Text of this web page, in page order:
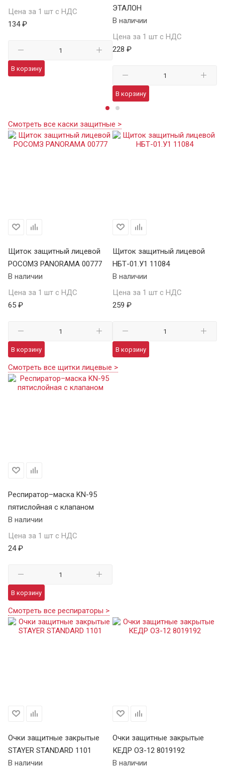
Цена за 1 шт с НДС
134 ₽
В корзину
ЭТАЛОН
В наличии
Цена за 1 шт с НДС
228 ₽
В корзину
Смотреть все каски защитные >
Щиток защитный лицевой
РОСОМЗ PANORAMA 00777
В наличии
Цена за 1 шт с НДС
65 ₽
В корзину
Щиток защитный лицевой
НБТ-01.У1 11084
В наличии
Цена за 1 шт с НДС
259 ₽
В корзину
Смотреть все щитки лицевые >
Респиратор–маска KN-95
пятислойная с клапаном
В наличии
Цена за 1 шт с НДС
24 ₽
В корзину
Смотреть все респираторы >
Очки защитные закрытые
STAYER STANDARD 1101
В наличии
Очки защитные закрытые
КЕДР ОЗ-12 8019192
В наличии